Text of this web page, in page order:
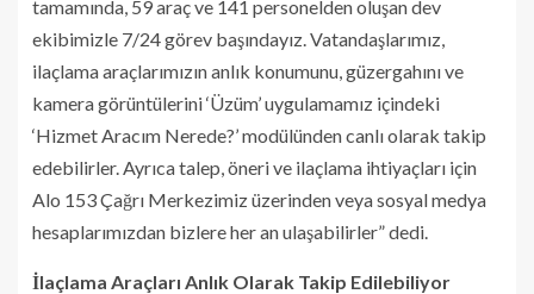
tamamında, 59 araç ve 141 personelden oluşan dev
ekibimizle 7/24 görev başındayız. Vatandaşlarımız,
ilaçlama araçlarımızın anlık konumunu, güzergahını ve
kamera görüntülerini ‘Üzüm’ uygulamamız içindeki
‘Hizmet Aracım Nerede?’ modülünden canlı olarak takip
edebilirler. Ayrıca talep, öneri ve ilaçlama ihtiyaçları için
Alo 153 Çağrı Merkezimiz üzerinden veya sosyal medya
hesaplarımızdan bizlere her an ulaşabilirler” dedi.
İlaçlama Araçları Anlık Olarak Takip Edilebiliyor